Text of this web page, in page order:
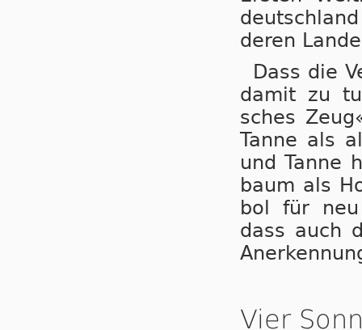
de­ren
Dass die
damit zu
sches
Tan­ne als
und Tan­ne
baum als
bol für neu
dass auch
Vier